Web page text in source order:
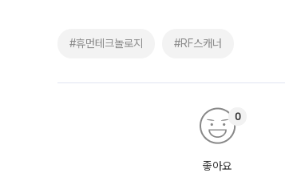
#휴먼테크놀로지 #RF스캐너
좋아요
0